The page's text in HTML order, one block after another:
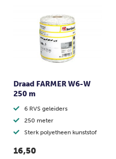
Draad FARMER W6-W
250 m
6 RVS geleiders
250 meter
Sterk polyetheen kunststof
16,50